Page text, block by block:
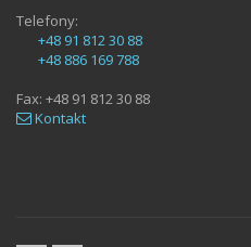
Telefony:
+48 91 812 30 88
+48 886 169 788
Fax: +48 91 812 30 88
Kontakt